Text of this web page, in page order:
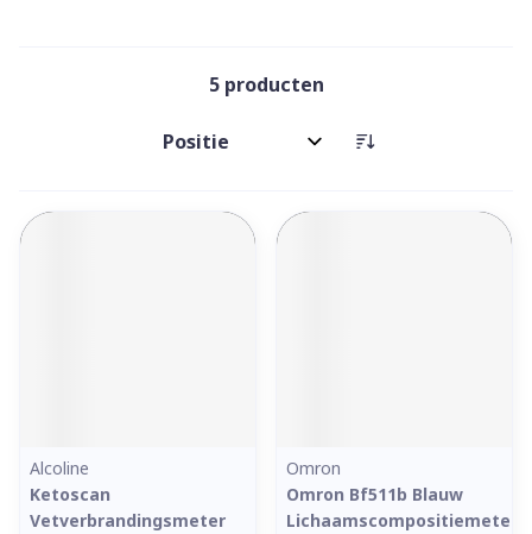
5producten
Sorteer op:
Alcoline
Ketoscan
Vetverbrandingsmeter
Omron
Omron Bf511b Blauw
Lichaamscompositiemeter